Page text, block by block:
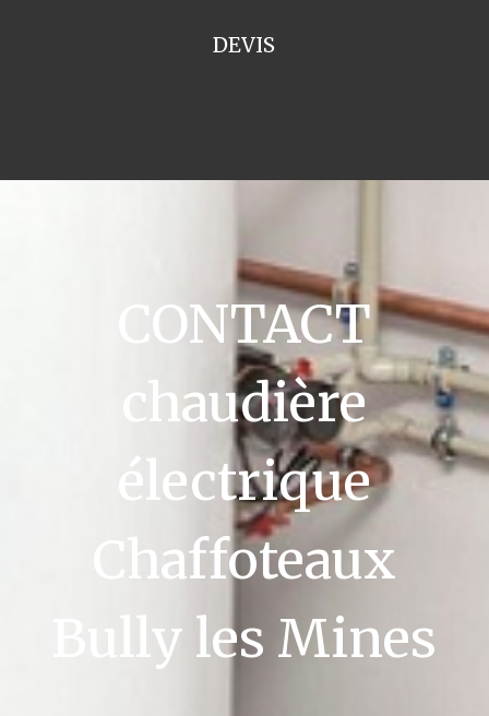
DEVIS
CONTACT
chaudière
électrique
Chaffoteaux
Bully les Mines